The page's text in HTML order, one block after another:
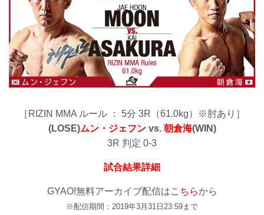
［RIZIN MMA ルール ： 5分 3R（61.0kg）※肘あり］
(LOSE)ムン・ジェフンvs. 朝倉海(WIN)
3R 判定 0-3
試合結果詳細
GYAO!無料アーカイブ配信はこちらから
※配信期間：2019年3月31日23:59まで